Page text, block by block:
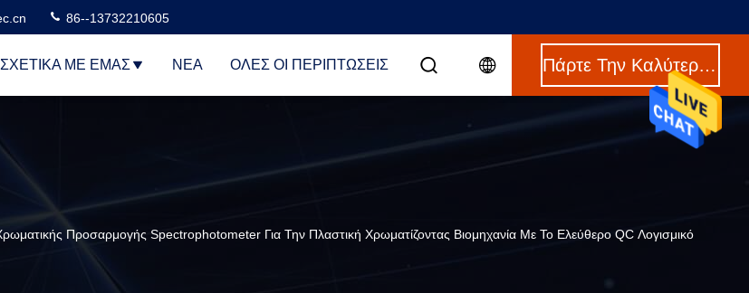
86--13732210605
ΣΧΕΤΙΚΆ ΜΕ ΕΜΆΣ ΝΈΑ ΌΛΕΣ ΟΙ ΠΕΡΙΠΤΏΣΕΙΣ Πάρτε Την Καλύτερη Τιμή
Προσαρμογής Spectrophotometer Για Την Πλαστική Χρωματίζοντας Βιομηχανία Με Το Ελεύθερο QC Λογισμικό